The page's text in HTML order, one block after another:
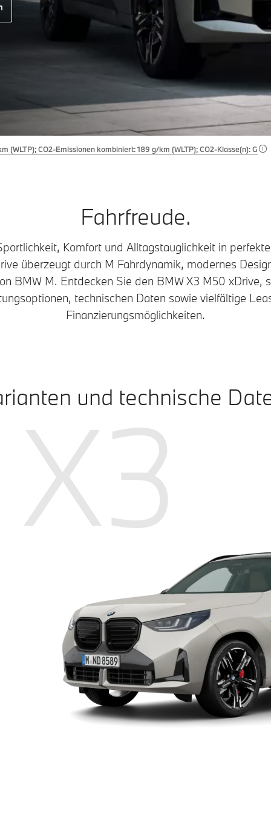
CO2-Emissionen kombiniert: 189 g/km (WLTP); CO2-Klasse(n): G
Fahrfreude.
Komfort und Alltagstauglichkeit in
überzeugt durch M Fahrdynamik, modernes
BMW M. Entdecken Sie den BMW X3 M50 xDrive,
technischen Daten sowie vielfältige
Finanzierungsmöglichkeiten.
und technische
X3